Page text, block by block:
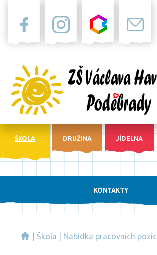
ŠKOLA DRUŽINA JÍDELNA
KONTAKTY
Škola Nabídka pracovních pozic